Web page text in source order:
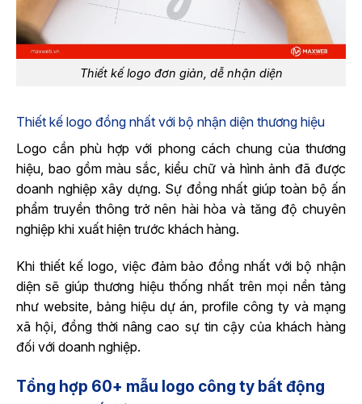
Thiết kế logo đơn giản, dễ nhận diện
Thiết kế logo đồng nhất với bộ nhận diện thương hiệu
Logo cần phù hợp với phong cách chung của thương
hiệu, bao gồm màu sắc, kiểu chữ và hình ảnh đã được
doanh nghiệp xây dựng. Sự đồng nhất giúp toàn bộ ấn
phẩm truyền thông trở nên hài hòa và tăng độ chuyên
nghiệp khi xuất hiện trước khách hàng.
Khi thiết kế logo, việc đảm bảo đồng nhất với bộ nhận
diện sẽ giúp thương hiệu thống nhất trên mọi nền tảng
như website, bảng hiệu dự án, profile công ty và mạng
xã hội, đồng thời nâng cao sự tin cậy của khách hàng
đối với doanh nghiệp.
Tổng hợp 60+ mẫu logo công ty bất động